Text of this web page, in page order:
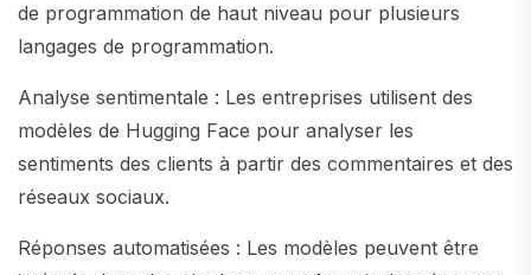
de programmation de haut niveau pour plusieurs
langages de programmation.
Analyse sentimentale : Les entreprises utilisent des
modèles de Hugging Face pour analyser les
sentiments des clients à partir des commentaires et des
réseaux sociaux.
Réponses automatisées : Les modèles peuvent être